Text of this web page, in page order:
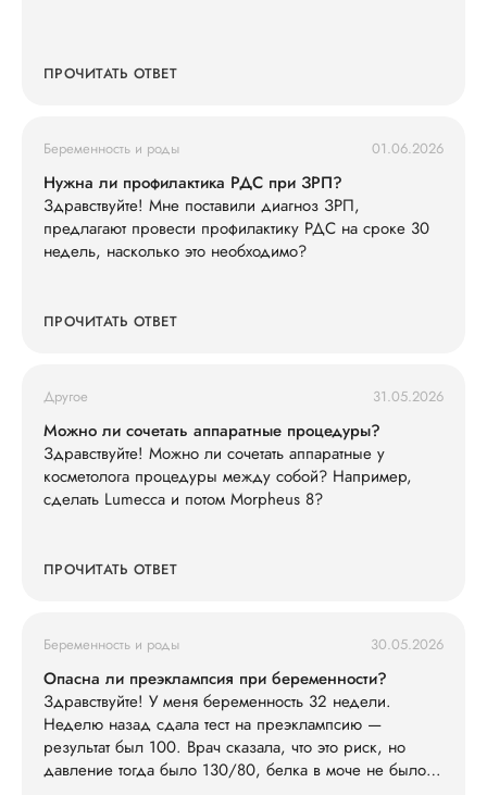
ПРОЧИТАТЬ ОТВЕТ
Беременность и роды 01.06.2026
Нужна ли профилактика РДС при ЗРП?
Здравствуйте! Мне поставили диагноз ЗРП,
предлагают провести профилактику РДС на сроке 30
недель, насколько это необходимо?
ПРОЧИТАТЬ ОТВЕТ
Другое 31.05.2026
Можно ли сочетать аппаратные процедуры?
Здравствуйте! Можно ли сочетать аппаратные у
косметолога процедуры между собой? Например,
сделать Lumecca и потом Morpheus 8?
ПРОЧИТАТЬ ОТВЕТ
Беременность и роды 30.05.2026
Опасна ли преэклампсия при беременности?
Здравствуйте! У меня беременность 32 недели.
Неделю назад сдала тест на преэклампсию —
результат был 100. Врач сказала, что это риск, но
давление тогда было 130/80, белка в моче не было.